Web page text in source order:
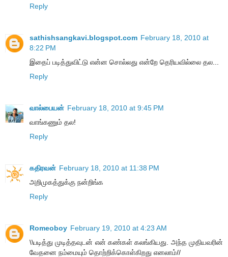
Reply
sathishsangkavi.blogspot.com February 18, 2010 at
8:22 PM
இதைப் படித்துவிட்டு என்ன சொல்லது என்றே தெரியவில்லை தல...
Reply
வால்பையன் February 18, 2010 at 9:45 PM
வாங்கணும் தல!
Reply
கதிரவன் February 18, 2010 at 11:38 PM
அறிமுகத்துக்கு நன்றிங்க
Reply
Romeoboy February 19, 2010 at 4:23 AM
\\படித்து முடித்தவுடன் என் கண்கள் கலங்கியது. அந்த முதியவரின்
வேதனை நம்மையும் தொற்றிக்கொள்கிறது எனலாம்//